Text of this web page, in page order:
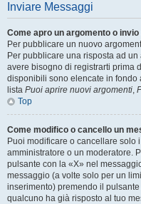
Inviare Messaggi
Come apro un argomento o
Per pubblicare un nuovo
Per pubblicare una risposta ad un
avere bisogno di registrarti prima
disponibili sono elencate in fondo
lista Puoi aprire nuovi argomenti,
Top
Come modifico o cancello un
Puoi modificare o cancellare solo
amministratore o un moderatore.
pulsante con la «X» nel
messaggio (a volte solo per un
inserimento) premendo il pulsante
qualcuno ha già risposto al tuo